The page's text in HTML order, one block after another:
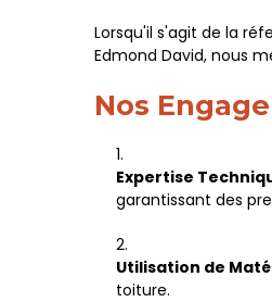
Lorsqu'il s'agit de la
Edmond David, nous
Nos
Expertise
garantissant des
Utilisation de
toiture.